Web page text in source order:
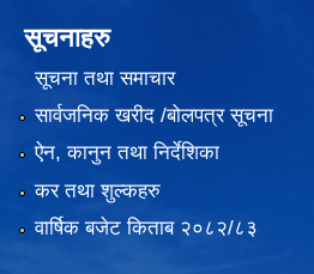
सूचनाहरु
सूचना तथा समाचार
सार्वजनिक खरीद /बोलपत्र सूचना
ऐन, कानुन तथा निर्देशिका
कर तथा शुल्कहरु
वार्षिक बजेट किताब २०८२/८३